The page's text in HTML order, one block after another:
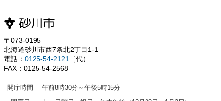
〒073-0195
北海道砂川市西7条北2丁目1-1
電話： 0125-54-2121
（代）
FAX：0125-54-2568
開庁時間
午前8時30分～午後5時15分